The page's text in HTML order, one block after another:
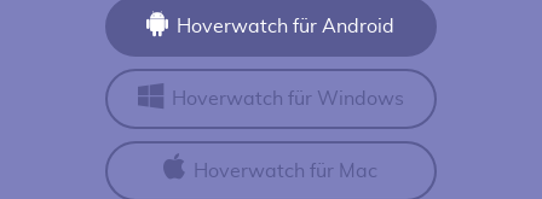
Hoverwatch für Android
Hoverwatch für Windows
Hoverwatch für Mac